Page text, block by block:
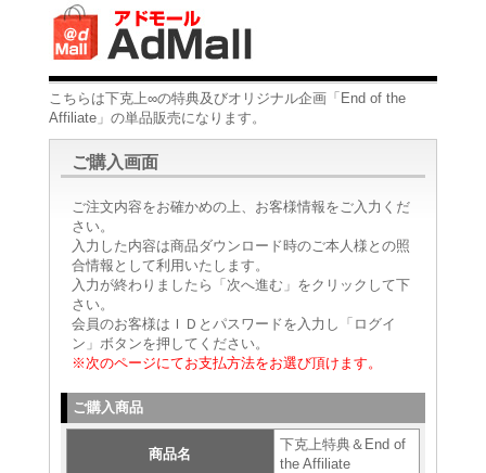
こちらは下克上∞の特典及びオリジナル企画「End of the
Affiliate」の単品販売になります。
ご購入画面
ご注文内容をお確かめの上、お客様情報をご入力くだ
さい。
入力した内容は商品ダウンロード時のご本人様との照
合情報として利用いたします。
入力が終わりましたら「次へ進む」をクリックして下
さい。
会員のお客様はＩＤとパスワードを入力し「ログイ
ン」ボタンを押してください。
※次のページにてお支払方法をお選び頂けます。
ご購入商品
商品名
下克上特典＆End of
the Affiliate